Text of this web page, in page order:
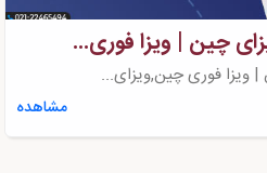
چین | ویزا فوری...
ویزا فوری چین,ویزای...
مشاهده